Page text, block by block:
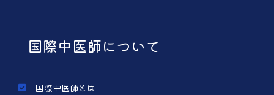
国際中医師について
国際中医師とは